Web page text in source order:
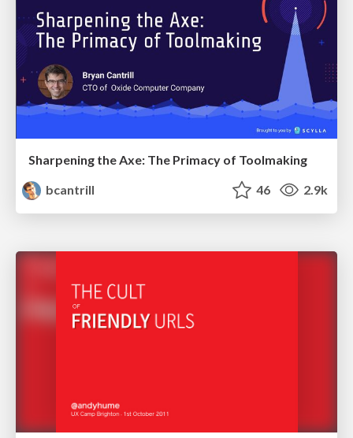
Sharpening the Axe: The Primacy of Toolmaking
bcantrill
46 2.9k